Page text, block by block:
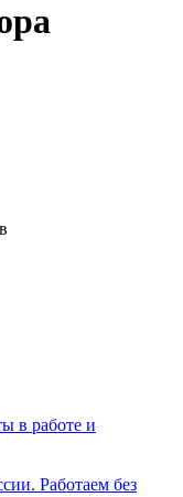
в работе и
Работаем без